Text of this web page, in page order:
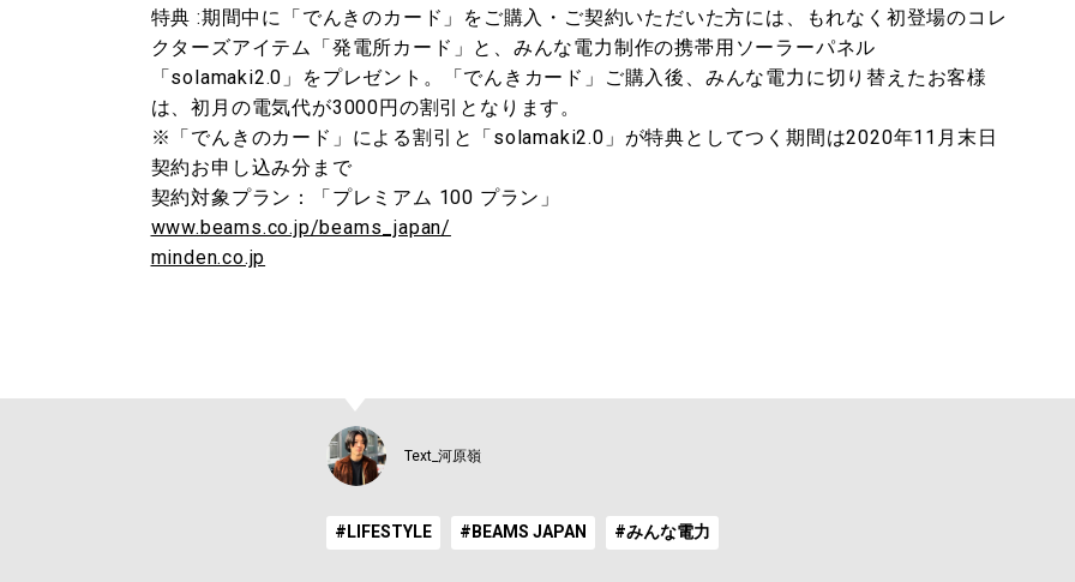
特典 :期間中に「でんきのカード」をご購入・ご契約いただいた方には、もれなく初登場のコレ
クターズアイテム「発電所カード」と、みんな電力制作の携帯用ソーラーパネル
「solamaki2.0」をプレゼント。「でんきカード」ご購入後、みんな電力に切り替えたお客様
は、初月の電気代が3000円の割引となります。
※「でんきのカード」による割引と「solamaki2.0」が特典としてつく期間は2020年11月末日
契約お申し込み分まで
契約対象プラン：「プレミアム 100 プラン」
www.beams.co.jp/beams_japan/
minden.co.jp
Text_河原嶺
#LIFESTYLE #BEAMS JAPAN #みんな電力